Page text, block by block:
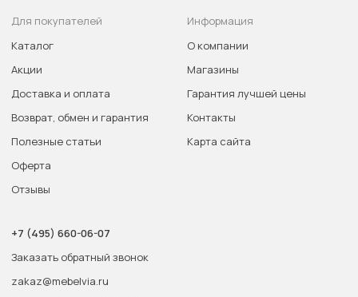
Для покупателей
Каталог
Акции
Доставка и оплата
Возврат, обмен и гарантия
Полезные статьи
Оферта
Отзывы
Информация
О компании
Магазины
Гарантия лучшей цены
Контакты
Карта сайта
+7 (495) 660-06-07
Заказать обратный звонок
zakaz@mebelvia.ru